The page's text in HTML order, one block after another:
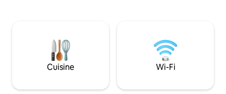
Attraction•Thermalisme
tardif ,
surprises..
Cuisine Wi-Fi